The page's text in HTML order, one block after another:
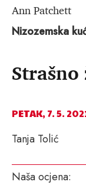
Ann Patchett
Nizozemska
PETAK, 7. 5.
Tanja Tolić
Naša ocjena: